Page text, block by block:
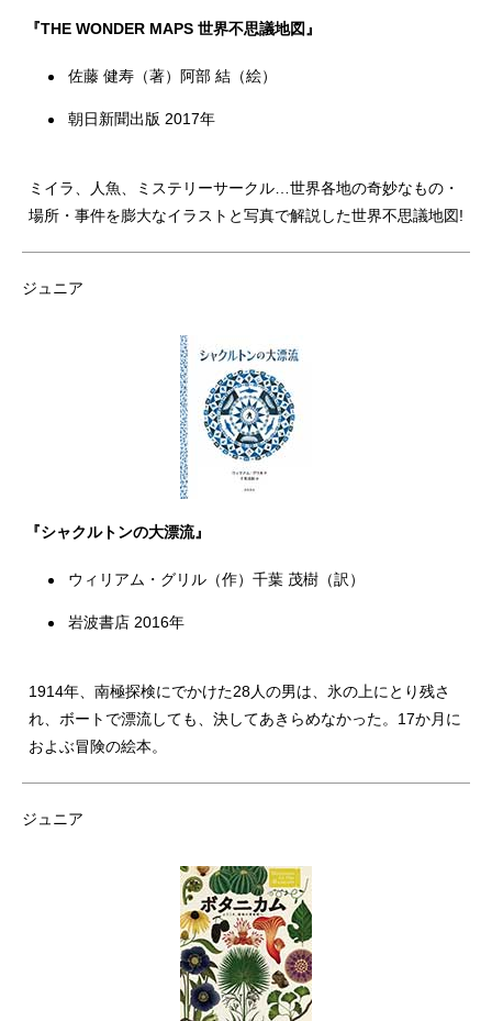
『THE WONDER MAPS 世界不思議地図』
佐藤 健寿（著）阿部 結（絵）
朝日新聞出版 2017年
ミイラ、人魚、ミステリーサークル…世界各地の奇妙なもの・
場所・事件を膨大なイラストと写真で解説した世界不思議地図!
ジュニア
『シャクルトンの大漂流』
ウィリアム・グリル（作）千葉 茂樹（訳）
岩波書店 2016年
1914年、南極探検にでかけた28人の男は、氷の上にとり残さ
れ、ボートで漂流しても、決してあきらめなかった。17か月に
およぶ冒険の絵本。
ジュニア